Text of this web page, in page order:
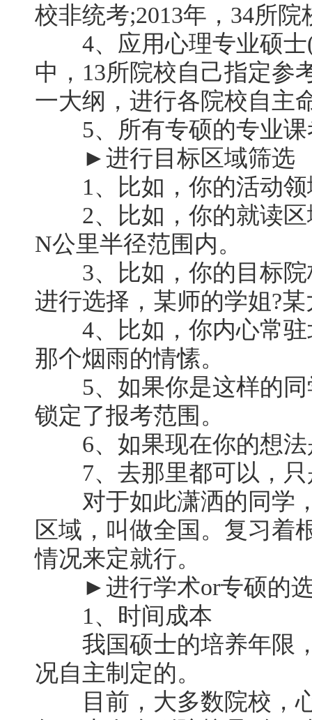
校非统考;2013年，34所院
4、应用心理专业硕士
中，13所院校自己指定参
一大纲，进行各院校自主
5、所有专硕的专业课
►进行目标区域筛选
1、比如，你的活动领
2、比如，你的就读区
N公里半径范围内。
3、比如，你的目标院
进行选择，某师的学姐?
4、比如，你内心常驻
那个烟雨的情愫。
5、如果你是这样的同
锁定了报考范围。
6、如果现在你的想法
7、去那里都可以，只
对于如此潇洒的同学，
区域，叫做全国。复习着
情况来定就行。
►进行学术or专硕的
1、时间成本
我国硕士的培养年限，
况自主制定的。
目前，大多数院校，心